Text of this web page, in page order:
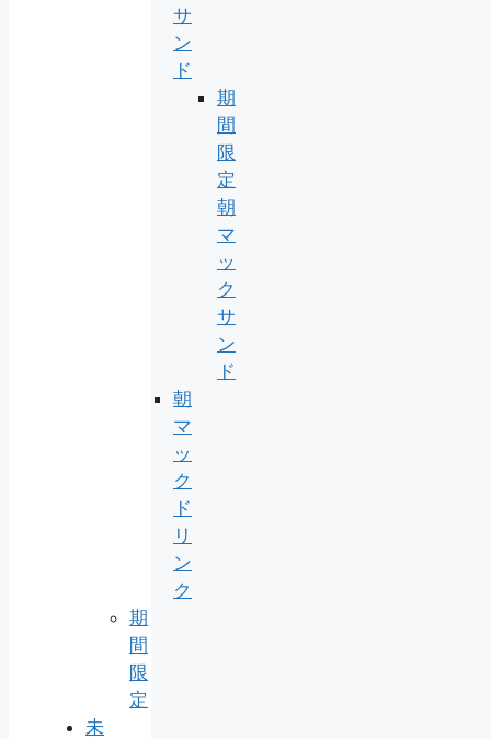
サ
ン
ド
期
間
限
定
朝
マ
ッ
ク
サ
ン
ド
朝
マ
ッ
ク
ド
リ
ン
ク
期
間
限
定
未